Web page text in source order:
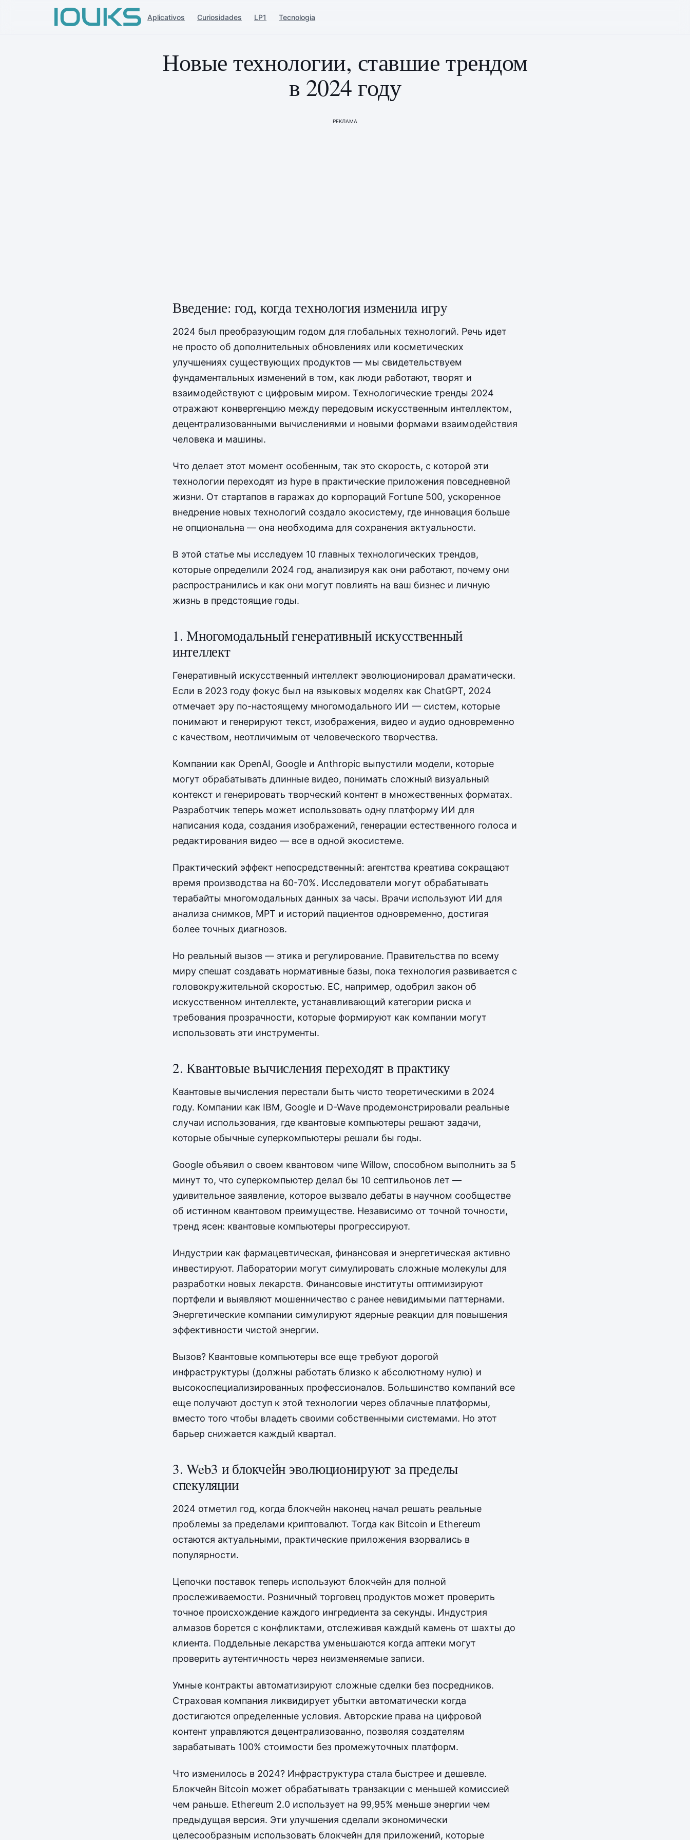
Aplicativos Curiosidades LP1 Tecnologia
Новые технологии, ставшие трендом
в 2024 году
РЕКЛАМА
Введение: год, когда технология изменила игру
2024 был преобразующим годом для глобальных технологий. Речь идет
не просто об дополнительных обновлениях или косметических
улучшениях существующих продуктов — мы свидетельствуем
фундаментальных изменений в том, как люди работают, творят и
взаимодействуют с цифровым миром. Технологические тренды 2024
отражают конвергенцию между передовым искусственным интеллектом,
децентрализованными вычислениями и новыми формами взаимодействия
человека и машины.
Что делает этот момент особенным, так это скорость, с которой эти
технологии переходят из hype в практические приложения повседневной
жизни. От стартапов в гаражах до корпораций Fortune 500, ускоренное
внедрение новых технологий создало экосистему, где инновация больше
не опциональна — она необходима для сохранения актуальности.
В этой статье мы исследуем 10 главных технологических трендов,
которые определили 2024 год, анализируя как они работают, почему они
распространились и как они могут повлиять на ваш бизнес и личную
жизнь в предстоящие годы.
1. Многомодальный генеративный искусственный
интеллект
Генеративный искусственный интеллект эволюционировал драматически.
Если в 2023 году фокус был на языковых моделях как ChatGPT, 2024
отмечает эру по-настоящему многомодального ИИ — систем, которые
понимают и генерируют текст, изображения, видео и аудио одновременно
с качеством, неотличимым от человеческого творчества.
Компании как OpenAI, Google и Anthropic выпустили модели, которые
могут обрабатывать длинные видео, понимать сложный визуальный
контекст и генерировать творческий контент в множественных форматах.
Разработчик теперь может использовать одну платформу ИИ для
написания кода, создания изображений, генерации естественного голоса и
редактирования видео — все в одной экосистеме.
Практический эффект непосредственный: агентства креатива сокращают
время производства на 60-70%. Исследователи могут обрабатывать
терабайты многомодальных данных за часы. Врачи используют ИИ для
анализа снимков, МРТ и историй пациентов одновременно, достигая
более точных диагнозов.
Но реальный вызов — этика и регулирование. Правительства по всему
миру спешат создавать нормативные базы, пока технология развивается с
головокружительной скоростью. ЕС, например, одобрил закон об
искусственном интеллекте, устанавливающий категории риска и
требования прозрачности, которые формируют как компании могут
использовать эти инструменты.
2. Квантовые вычисления переходят в практику
Квантовые вычисления перестали быть чисто теоретическими в 2024
году. Компании как IBM, Google и D-Wave продемонстрировали реальные
случаи использования, где квантовые компьютеры решают задачи,
которые обычные суперкомпьютеры решали бы годы.
Google объявил о своем квантовом чипе Willow, способном выполнить за 5
минут то, что суперкомпьютер делал бы 10 септильонов лет —
удивительное заявление, которое вызвало дебаты в научном сообществе
об истинном квантовом преимуществе. Независимо от точной точности,
тренд ясен: квантовые компьютеры прогрессируют.
Индустрии как фармацевтическая, финансовая и энергетическая активно
инвестируют. Лаборатории могут симулировать сложные молекулы для
разработки новых лекарств. Финансовые институты оптимизируют
портфели и выявляют мошенничество с ранее невидимыми паттернами.
Энергетические компании симулируют ядерные реакции для повышения
эффективности чистой энергии.
Вызов? Квантовые компьютеры все еще требуют дорогой
инфраструктуры (должны работать близко к абсолютному нулю) и
высокоспециализированных профессионалов. Большинство компаний все
еще получают доступ к этой технологии через облачные платформы,
вместо того чтобы владеть своими собственными системами. Но этот
барьер снижается каждый квартал.
3. Web3 и блокчейн эволюционируют за пределы
спекуляции
2024 отметил год, когда блокчейн наконец начал решать реальные
проблемы за пределами криптовалют. Тогда как Bitcoin и Ethereum
остаются актуальными, практические приложения взорвались в
популярности.
Цепочки поставок теперь используют блокчейн для полной
прослеживаемости. Розничный торговец продуктов может проверить
точное происхождение каждого ингредиента за секунды. Индустрия
алмазов борется с конфликтами, отслеживая каждый камень от шахты до
клиента. Поддельные лекарства уменьшаются когда аптеки могут
проверить аутентичность через неизменяемые записи.
Умные контракты автоматизируют сложные сделки без посредников.
Страховая компания ликвидирует убытки автоматически когда
достигаются определенные условия. Авторские права на цифровой
контент управляются децентрализованно, позволяя создателям
зарабатывать 100% стоимости без промежуточных платформ.
Что изменилось в 2024? Инфраструктура стала быстрее и дешевле.
Блокчейн Bitcoin может обрабатывать транзакции с меньшей комиссией
чем раньше. Ethereum 2.0 использует на 99,95% меньше энергии чем
предыдущая версия. Эти улучшения сделали экономически
целесообразным использовать блокчейн для приложений, которые